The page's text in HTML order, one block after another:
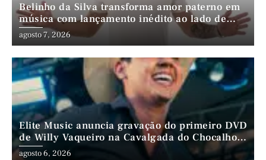
Belinho da Silva transforma amor paterno em
música com lançamento inédito ao lado de
André da Mata e Mateus Farias
agosto 7, 2026
Elite Music anuncia gravação do primeiro DVD
de Willy Vaqueiro na Cavalgada do Chocalho
(PE)
agosto 6, 2026